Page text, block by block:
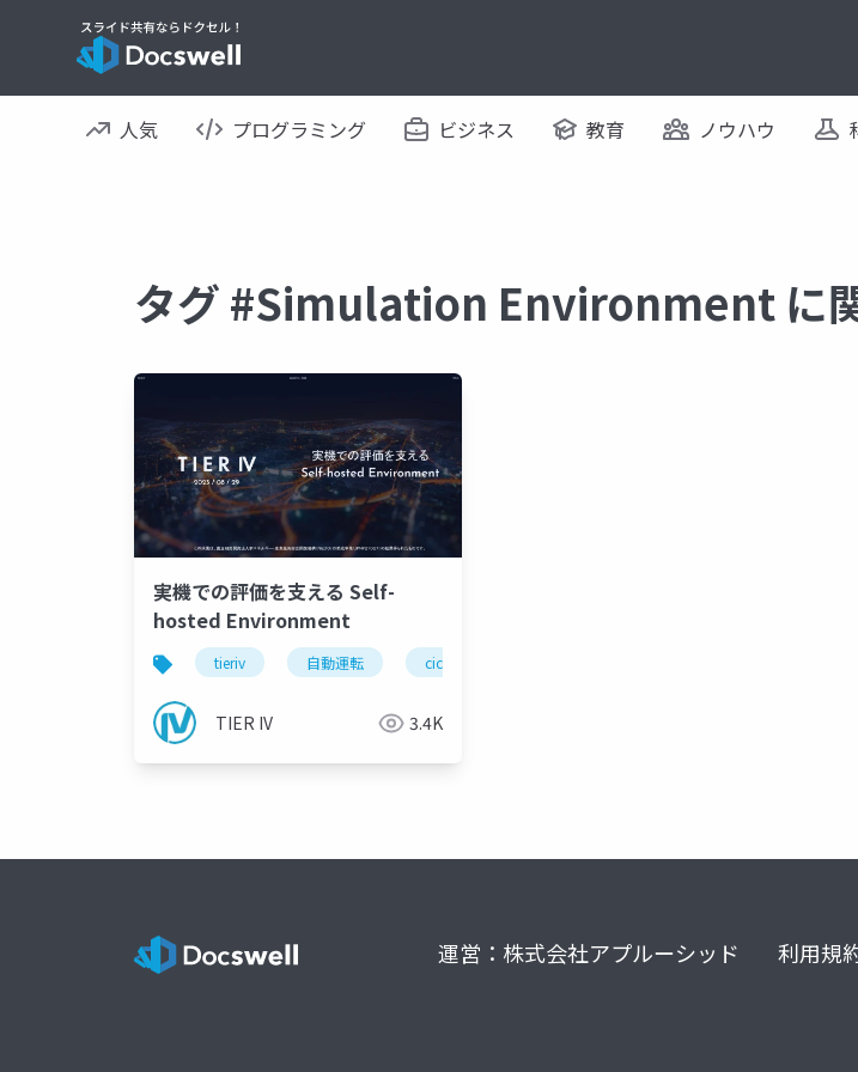
人気 プログラミング ビジネス 教育 ノウハウ
タグ #Simulation Environment に
実機での評価を支える Self-
hosted Environment
tieriv 自動運転 cicd
TIER IV 3.4K
運営：株式会社アプルーシッド 利用規